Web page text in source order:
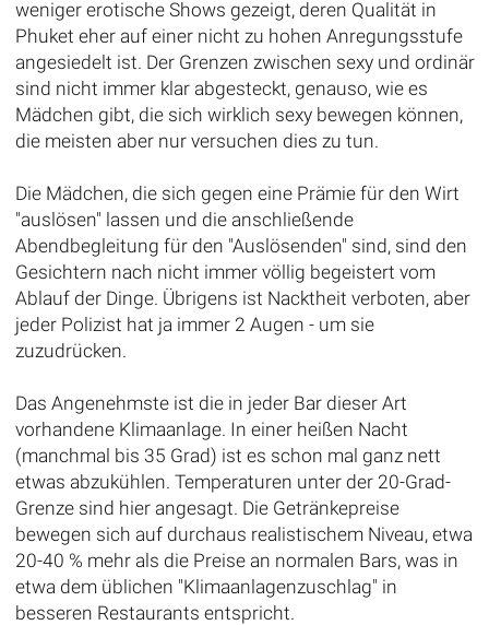
weniger erotische Shows gezeigt, deren Qualität in
Phuket eher auf einer nicht zu hohen Anregungsstufe
angesiedelt ist. Der Grenzen zwischen sexy und ordinär
sind nicht immer klar abgesteckt, genauso, wie es
Mädchen gibt, die sich wirklich sexy bewegen können,
die meisten aber nur versuchen dies zu tun.
Die Mädchen, die sich gegen eine Prämie für den Wirt
"auslösen" lassen und die anschließende
Abendbegleitung für den "Auslösenden" sind, sind den
Gesichtern nach nicht immer völlig begeistert vom
Ablauf der Dinge. Übrigens ist Nacktheit verboten, aber
jeder Polizist hat ja immer 2 Augen - um sie
zuzudrücken.
Das Angenehmste ist die in jeder Bar dieser Art
vorhandene Klimaanlage. In einer heißen Nacht
(manchmal bis 35 Grad) ist es schon mal ganz nett
etwas abzukühlen. Temperaturen unter der 20-Grad-
Grenze sind hier angesagt. Die Getränkepreise
bewegen sich auf durchaus realistischem Niveau, etwa
20-40 % mehr als die Preise an normalen Bars, was in
etwa dem üblichen "Klimaanlagenzuschlag" in
besseren Restaurants entspricht.